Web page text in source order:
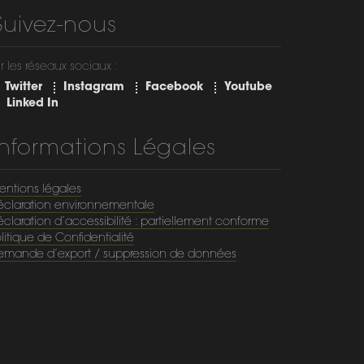
nous
les réseaux sociaux :
Twitter
Instagram Facebook
Youtube
Linked In
Légales
légales
environnementale
d’accessibilité : partiellement conforme
de Confidentialité
d’export / suppression de données